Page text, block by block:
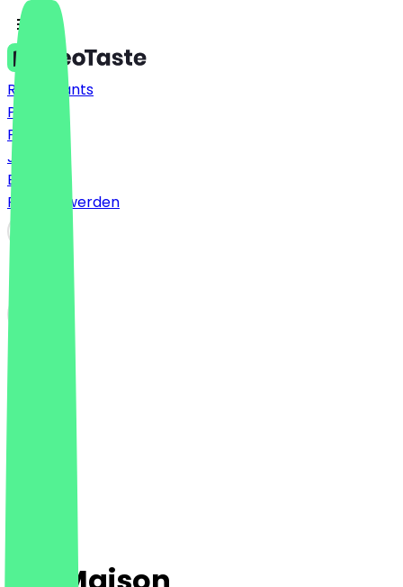
Restaurants
Preise
FAQ
Jobs
Blog
Partner werden